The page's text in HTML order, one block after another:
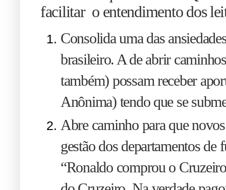
facilitar o entendimento dos
Consolida uma das
brasileiro. A de abrir
também) possam receber
Anônima) tendo que se
Abre caminho para que
gestão dos departamentos
“Ronaldo comprou o